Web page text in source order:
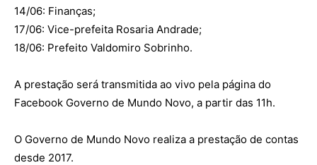
14/06: Finanças;
17/06: Vice-prefeita Rosaria Andrade;
18/06: Prefeito Valdomiro Sobrinho.
A prestação será transmitida ao vivo pela página do
Facebook Governo de Mundo Novo, a partir das 11h.
O Governo de Mundo Novo realiza a prestação de contas
desde 2017.